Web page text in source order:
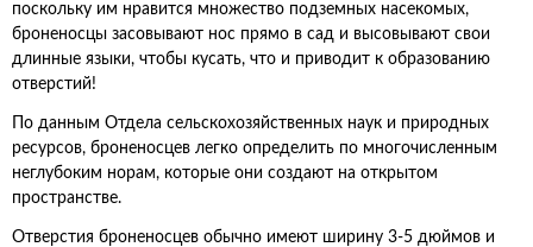
поскольку им нравится множество подземных насекомых,
броненосцы засовывают нос прямо в сад и высовывают свои
длинные языки, чтобы кусать, что и приводит к образованию
отверстий!
По данным Отдела сельскохозяйственных наук и природных
ресурсов, броненосцев легко определить по многочисленным
неглубоким норам, которые они создают на открытом
пространстве.
Отверстия броненосцев обычно имеют ширину 3-5 дюймов и